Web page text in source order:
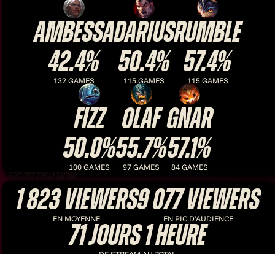
Ambessa
42.4%
132 GAMES
Darius
50.4%
115 GAMES
Rumble
57.4%
115 GAMES
Fizz
50.0%
100 GAMES
Olaf
55.7%
97 GAMES
Gnar
57.1%
84 GAMES
1 823viewers
EN MOYENNE
9 077viewers
EN PIC D'AUDIENCE
71jours1heure